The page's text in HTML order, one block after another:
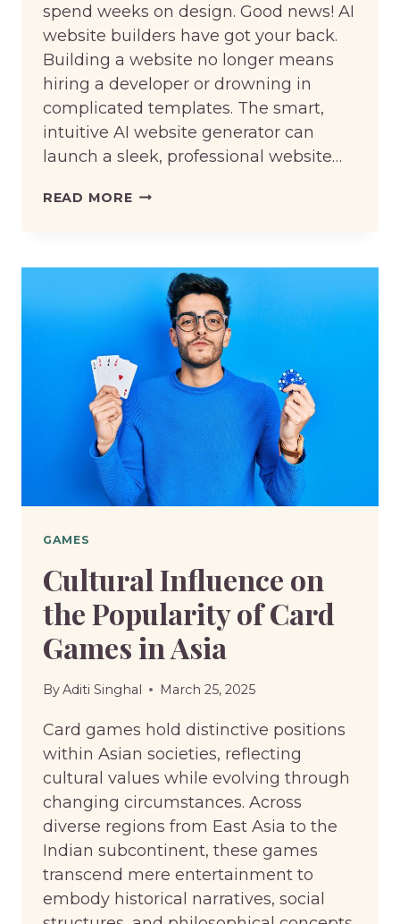
spend weeks on design. Good news! AI
website builders have got your back.
Building a website no longer means
hiring a developer or drowning in
complicated templates. The smart,
intuitive AI website generator can
launch a sleek, professional website…
READ MORETOP
AI
WEBSITE
BUILDERS
2025
GAMES
Cultural Influence on
the Popularity of Card
Games in Asia
ByAditi Singhal March 25, 2025
Card games hold distinctive positions
within Asian societies, reflecting
cultural values while evolving through
changing circumstances. Across
diverse regions from East Asia to the
Indian subcontinent, these games
transcend mere entertainment to
embody historical narratives, social